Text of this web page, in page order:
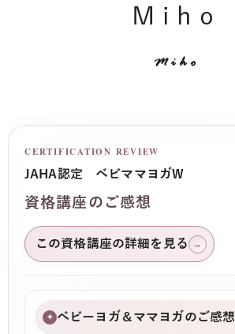
Miho
Miho
CERTIFICATION REVIEW
JAHA認定 ベビママヨガW
資格講座のご感想
この資格講座の詳細を見る →
✦ ベビーヨガ＆ママヨガのご感想